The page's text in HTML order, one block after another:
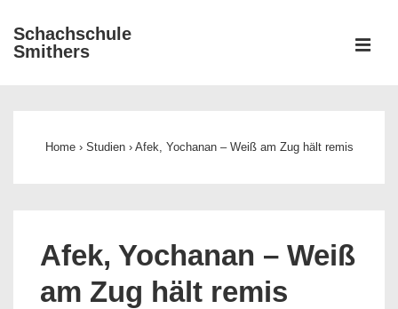
Zum
Inhalt
Schachschule
Smithers
Home › Studien › Afek, Yochanan – Weiß am Zug hält remis
Afek, Yochanan – Weiß
am Zug hält remis